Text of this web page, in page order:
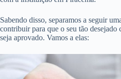
Sabendo disso, separamos a seguir
contribuir para que o seu tão
seja aprovado. Vamos a elas: